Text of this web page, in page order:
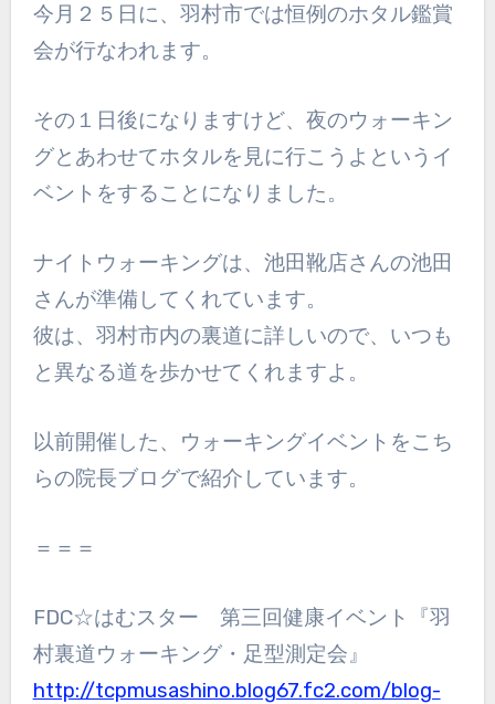
今月２５日に、羽村市では恒例のホタル鑑賞
会が行なわれます。
その１日後になりますけど、夜のウォーキン
グとあわせてホタルを見に行こうよと いうイ
ベントをすることになりました。
ナイトウォーキングは、池田靴店さんの池田
さんが準備してくれています。
彼は、羽村市内の裏道に詳しいので、いつも
と異なる道を歩かせてくれますよ。
以前開催した、ウォーキングイベントをこち
らの院長ブログで紹介しています。
＝＝＝
FDC☆はむスター 第三回健康イベント『羽
村裏道ウォーキング・足型測定会』
http://tcpmusashino.blog67.fc2.com/blog-